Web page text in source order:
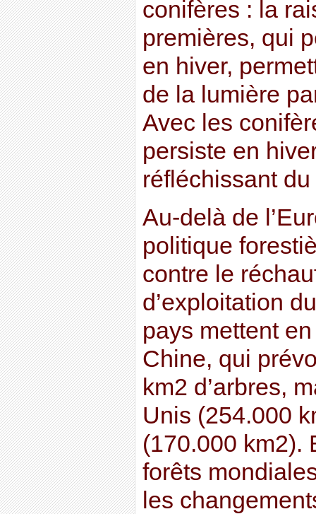
conifères : la
premières, qui
en hiver,
de la lumière
Avec les
persiste en
réfléchissant
Au-delà de
politique
contre le
d’exploitation
pays mettent
Chine, qui
km2 d’arbres,
Unis (254.000
(170.000 km2).
forêts
les